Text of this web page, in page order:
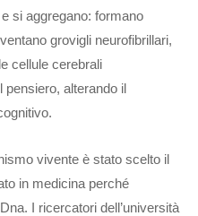
si aggregano: formano
grovigli neurofibrillari,
cellule cerebrali
alterando il
vivente è stato scelto il
in medicina perché
I ricercatori dell’università